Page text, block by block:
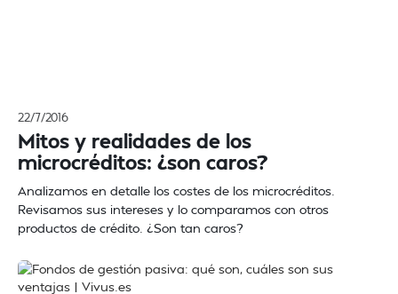
22/7/2016
Mitos y realidades de los
microcréditos: ¿son caros?
Analizamos en detalle los costes de los microcréditos.
Revisamos sus intereses y lo comparamos con otros
productos de crédito. ¿Son tan caros?